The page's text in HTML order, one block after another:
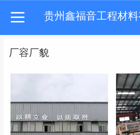
贵州鑫福音工程材料
厂容厂貌